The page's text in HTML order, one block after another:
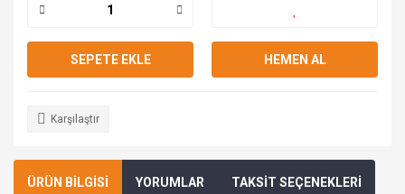
SEPETE EKLE HEMEN AL
Karşılaştır
ÜRÜN BİLGİSİ YORUMLAR TAKSİT SEÇENEKLERİ